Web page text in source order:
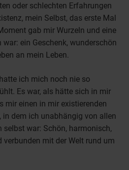
oder schlechten Erfahrungen
mein Selbst, das erste Mal
gab mir Wurzeln und eine
ein Geschenk, wunderschön
an mein Leben.
ich mich noch nie so
Es war, als hätte sich in mir
mir einen in mir existierenden
in dem ich unabhängig von allen
selbst war: Schön, harmonisch,
verbunden mit der Welt rund um